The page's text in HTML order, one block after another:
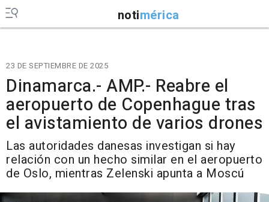
notimérica
23 DE SEPTIEMBRE DE 2025
Dinamarca.- AMP.- Reabre el
aeropuerto de Copenhague tras
el avistamiento de varios drones
Las autoridades danesas investigan si hay
relación con un hecho similar en el aeropuerto
de Oslo, mientras Zelenski apunta a Moscú